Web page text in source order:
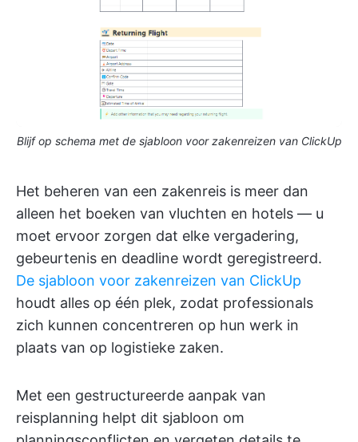
Blijf op schema met de sjabloon voor zakenreizen van ClickUp
Het beheren van een zakenreis is meer dan
alleen het boeken van vluchten en hotels — u
moet ervoor zorgen dat elke vergadering,
gebeurtenis en deadline wordt geregistreerd.
De sjabloon voor zakenreizen van ClickUp
houdt alles op één plek, zodat professionals
zich kunnen concentreren op hun werk in
plaats van op logistieke zaken.
Met een gestructureerde aanpak van
reisplanning helpt dit sjabloon om